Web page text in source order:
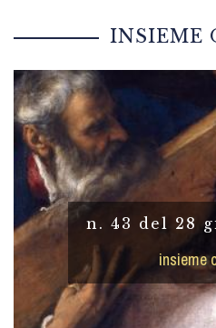
INSIEME
n. 43 del 28
insieme